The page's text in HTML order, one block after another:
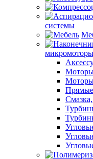
системы
микромоторы
Моторы
Прямые